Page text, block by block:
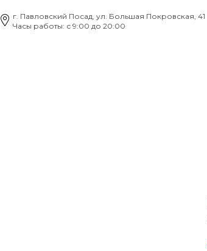
г. Павловский Посад, ул. Большая Покровская, 41
Часы работы: с 9:00 до 20:00